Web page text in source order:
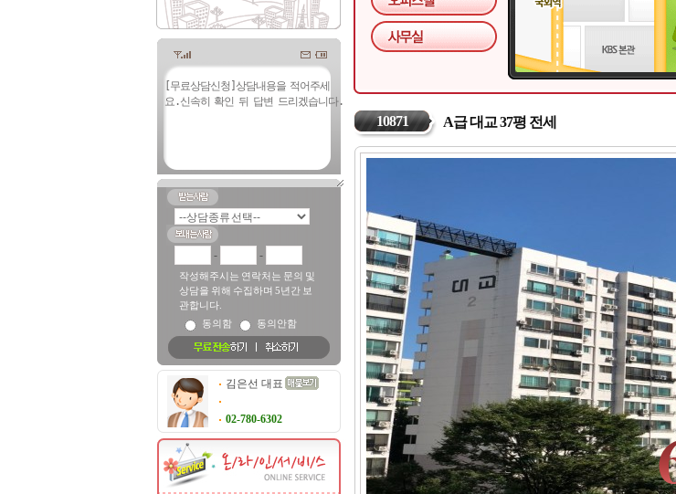
- -
작성해주시는 연락처는 문의 및
상담을 위해 수집하며 5년간 보
관합니다.
동의함
동의안함
김은선 대표
02-780-6302
10871 A급 대교 37평 전세